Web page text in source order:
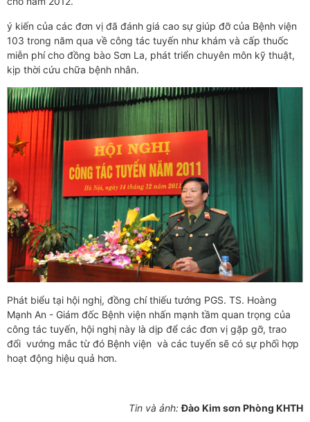
ý kiến của các đơn vị đã đánh giá cao sự giúp đỡ của Bệnh viện
103 trong năm qua về công tác tuyến như khám và cấp thuốc
miễn phí cho đồng bào Sơn La, phát triển chuyên môn kỹ thuật,
kịp thời cứu chữa bệnh nhân.
Phát biểu tại hội nghị, đồng chí thiếu tướng PGS. TS. Hoàng
Mạnh An - Giám đốc Bệnh viện nhấn mạnh tầm quan trọng của
công tác tuyến, hội nghị này là dịp để các đơn vị gặp gỡ, trao
đổi vướng mắc từ đó Bệnh viện và các tuyến sẽ có sự phối hợp
hoạt động hiệu quả hơn.
Tin và ảnh: Đào Kim sơn Phòng KHTH